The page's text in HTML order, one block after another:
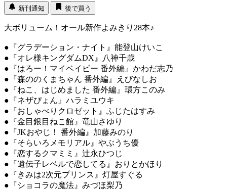
新刊通知 後で買う
大ボリューム！オール新作よみきり28本♪
●『グラデーション・ナイト』能登山けいこ
●『オレ様キングダムDX』八神千歳
●『はろー！マイベイビー 番外編』かわだ志乃
●『森ののくまちゃん 番外編』えびなしお
●『ねこ、はじめました 番外編』環方このみ
●『ネザぴょん』ハラミユウキ
●『おしゃべりクロゼット』ふじたはすみ
●『金目銀目ねこ館』竜山さゆり
●『JKおやじ！ 番外編』加藤みのり
●『そらいろメモリアル』やぶうち優
●『恋するクマミミ』辻永ひつじ
●『遺伝子レベルで恋してる』おりとかほり
●『きみは2次元プリンス』灯屋すぐる
●『ショコラの魔法』みづほ梨乃